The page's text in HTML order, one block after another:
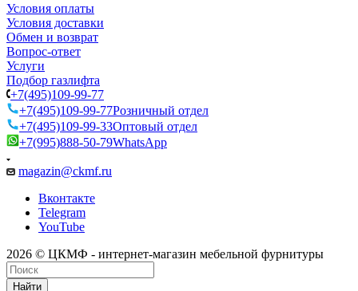
Условия оплаты
Условия доставки
Обмен и возврат
Вопрос-ответ
Услуги
Подбор газлифта
+7(495)109-99-77
+7(495)109-99-77Розничный отдел
+7(495)109-99-33Оптовый отдел
+7(995)888-50-79WhatsApp
magazin@ckmf.ru
Вконтакте
Telegram
YouTube
2026 © ЦКМФ - интернет-магазин мебельной фурнитуры
Найти